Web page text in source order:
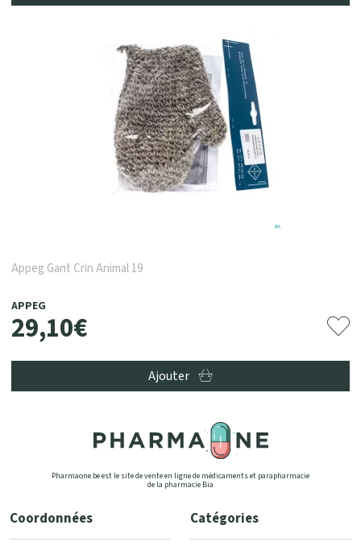
Appeg Gant Crin Animal 19
APPEG
29,10€
Ajouter
Pharmaone.be est le site de vente en ligne de médicaments et parapharmacie
de la pharmacie Bia
Coordonnées Catégories